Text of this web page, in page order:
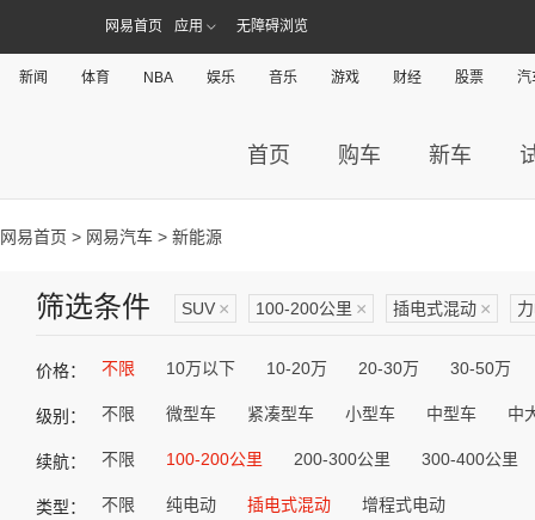
网易首页 应用 无障碍浏览
新闻 体育 NBA 娱乐 音乐 游戏 财经 股票 汽
首页 购车 新车
网易首页 > 网易汽车 > 新能源
筛选条件 SUV × 100-200公里 × 插电式混动 ×
价格： 不限 10万以下 10-20万 20-30万 30-50万
级别： 不限 微型车 紧凑型车 小型车 中型车 中
续航： 不限 100-200公里 200-300公里 300-400公里
类型： 不限 纯电动 插电式混动 增程式电动